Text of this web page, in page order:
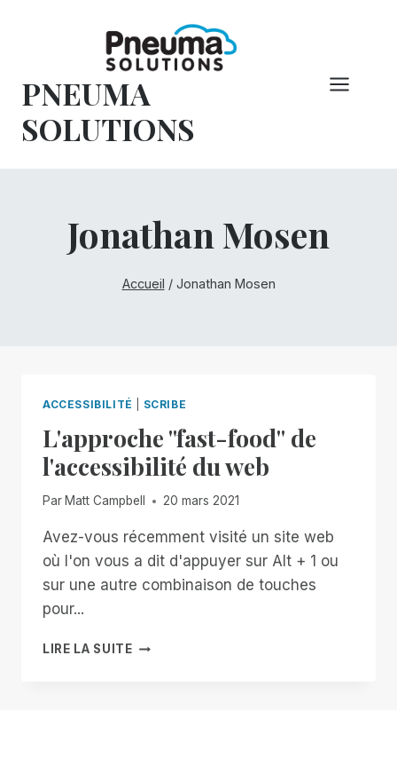
PNEUMA
SOLUTIONS
Jonathan Mosen
Accueil / Jonathan Mosen
ACCESSIBILITÉ SCRIBE
L'approche "fast-food" de
l'accessibilité du web
Par Matt Campbell 20 mars 2021
Avez-vous récemment visité un site web
où l'on vous a dit d'appuyer sur Alt + 1 ou
sur une autre combinaison de touches
pour...
LIRE LA SUITEL'APPROCHE